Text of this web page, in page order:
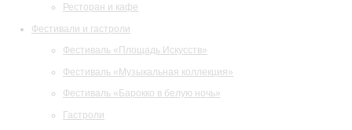
Ресторан и кафе
Фестивали и гастроли
Фестиваль «Площадь Искусств»
Фестиваль «Музыкальная коллекция»
Фестиваль «Барокко в белую ночь»
Гастроли